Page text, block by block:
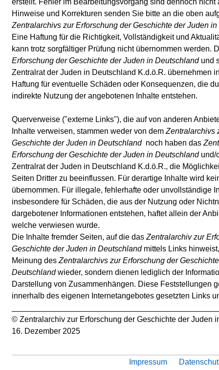
Hinweise und Korrekturen senden Sie bitte an die oben
Zentralarchivs zur Erforschung der Geschichte der Juden
Eine Haftung für die Richtigkeit, Vollständigkeit und
kann trotz sorgfältiger Prüfung nicht übernommen werden.
Erforschung der Geschichte der Juden in Deutschlandund
Zentralrat der Juden in Deutschland K.d.ö.R. übernehmen
Haftung für eventuelle Schäden oder Konsequenzen, die
indirekte Nutzung der angebotenen Inhalte entstehen.
Querverweise ("externe Links"), die auf von anderen
Inhalte verweisen, stammen weder von dem Zentralarchivs
Geschichte der Juden in Deutschlandnoch haben das
Erforschung der Geschichte der Juden in Deutschland und/
Zentralrat der Juden in Deutschland K.d.ö.R., die
Seiten Dritter zu beeinflussen. Für derartige Inhalte wird
übernommen. Für illegale, fehlerhafte oder unvollständige
insbesondere für Schäden, die aus der Nutzung oder
dargebotener Informationen entstehen, haftet allein der
welche verwiesen wurde.
Die Inhalte fremder Seiten, auf die das Zentralarchiv zur
Geschichte der Juden in Deutschland mittels Links
Meinung des Zentralarchivs zur Erforschung der
Deutschlandwieder, sondern dienen lediglich der
Darstellung von Zusammenhängen. Diese Feststellungen
innerhalb des eigenen Internetangebotes gesetzten Links
© Zentralarchiv zur Erforschung der Geschichte der Juden
16. Dezember 2025
Impressum